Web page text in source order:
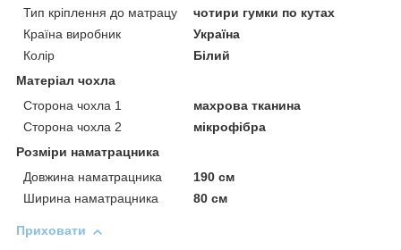
Тип кріплення до матрацу
чотири гумки по кутах
Країна виробник
Україна
Колір
Білий
Матеріал чохла
Сторона чохла 1
махрова тканина
Сторона чохла 2
мікрофібра
Розміри наматрацника
Довжина наматрацника
190 см
Ширина наматрацника
80 см
Приховати